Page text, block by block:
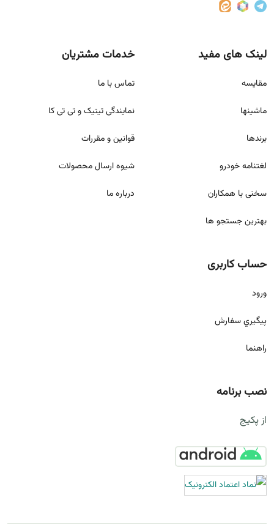
لینک های مفید
مقايسه
ماشینها
برندها
لغتنامه خودرو
سخنی با همکاران
بهترین جستجو ها
خدمات مشتریان
تماس با ما
نمایندگی تیتیک و تی تی کا
قوانين و مقررات
شيوه ارسال محصولات
درباره ما
حساب کاربری
ورود
پيگيري سفارش
راهنما
نصب برنامه
از پکیج